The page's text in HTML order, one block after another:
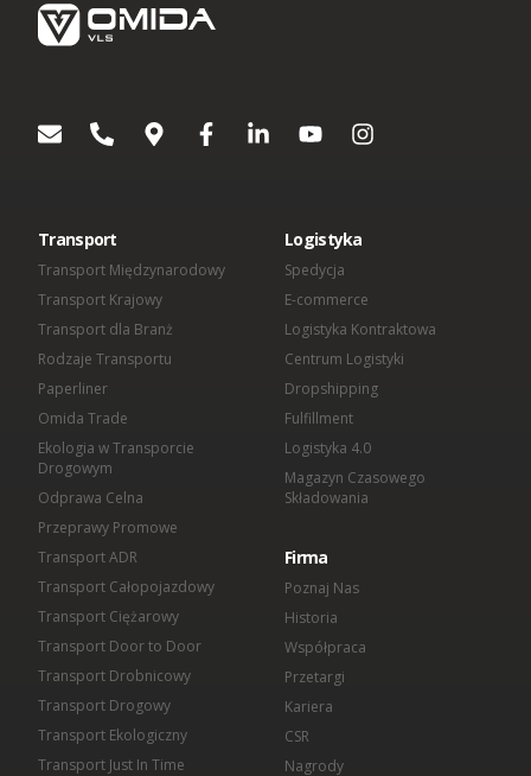
z Tobą aby przekazać Ci informacje lub wskazówki dotyczące
produktów lub usług Omida Group. Wyrażenie lub
wycofania.
Omida Solutions Sp. z o.o.
Omida Iberica SL
Omida Shared Services Center Sp. z o.o.
Transport
Transport Międzynarodowy
Transport Krajowy
Transport dla Branż
Rodzaje Transportu
Paperliner
Omida Trade
Ekologia w Transporcie
Drogowym
Odprawa Celna
Przeprawy Promowe
Transport ADR
Transport Całopojazdowy
Transport Ciężarowy
Transport Door to Door
Transport Drobnicowy
Transport Drogowy
Transport Ekologiczny
Transport Just In Time
Logistyka
Spedycja
E-commerce
Logistyka Kontraktowa
Centrum Logistyki
Dropshipping
Fulfillment
Logistyka 4.0
Magazyn Czasowego
Składowania
Firma
Poznaj Nas
Historia
Współpraca
Przetargi
Kariera
CSR
Nagrody